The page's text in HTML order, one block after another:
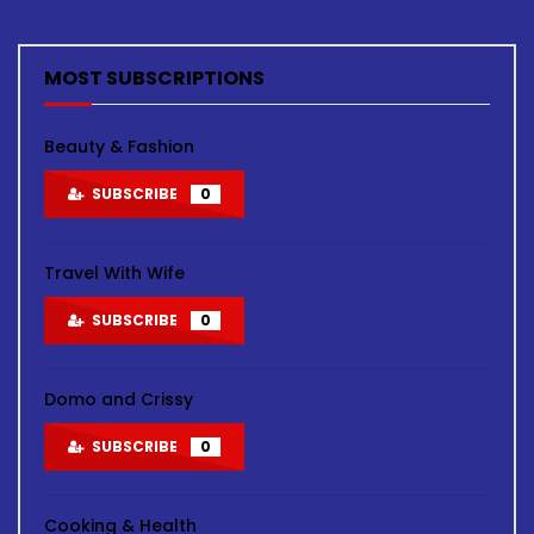
MOST SUBSCRIPTIONS
Beauty & Fashion
SUBSCRIBE 0
Travel With Wife
SUBSCRIBE 0
Domo and Crissy
SUBSCRIBE 0
Cooking & Health